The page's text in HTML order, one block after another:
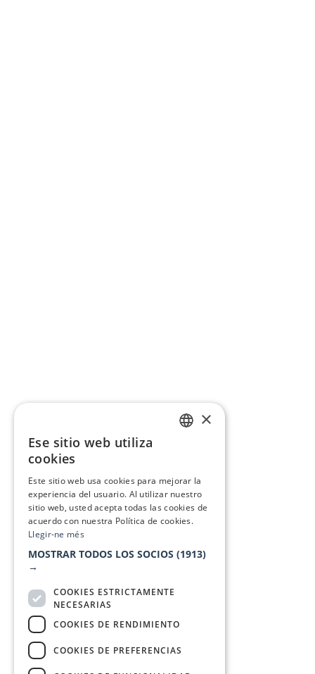
×
Ese sitio web utiliza
cookies
Este sitio web usa cookies para mejorar la
experiencia del usuario. Al utilizar nuestro
sitio web, usted acepta todas las cookies de
acuerdo con nuestra Política de cookies.
Llegir-ne més
MOSTRAR TODOS LOS SOCIOS (1913)
→
COOKIES ESTRICTAMENTE
NECESARIAS
COOKIES DE RENDIMIENTO
COOKIES DE PREFERENCIAS